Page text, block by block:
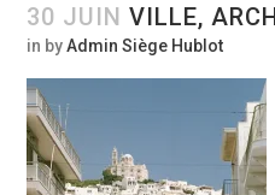
30 JUIN VILLE,
in byAdmin Siège Hublot